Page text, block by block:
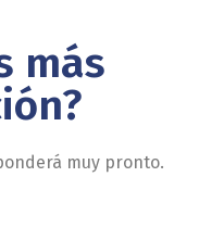
más
muy pronto.